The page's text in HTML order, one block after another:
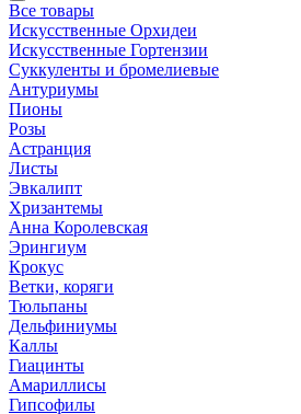
Все товары
Искусственные Орхидеи
Искусственные Гортензии
Суккуленты и бромелиевые
Антуриумы
Пионы
Розы
Астранция
Листы
Эвкалипт
Хризантемы
Анна Королевская
Эрингиум
Крокус
Ветки, коряги
Тюльпаны
Дельфиниумы
Каллы
Гиацинты
Амариллисы
Гипсофилы